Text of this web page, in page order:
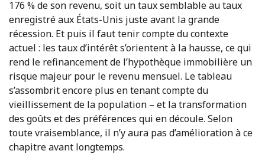
176 % de son revenu, soit un taux semblable au taux
enregistré aux États-Unis juste avant la grande
récession. Et puis il faut tenir compte du contexte
actuel : les taux d’intérêt s’orientent à la hausse, ce qui
rend le refinancement de l’hypothèque immobilière un
risque majeur pour le revenu mensuel. Le tableau
s’assombrit encore plus en tenant compte du
vieillissement de la population – et la transformation
des goûts et des préférences qui en découle. Selon
toute vraisemblance, il n’y aura pas d’amélioration à ce
chapitre avant longtemps.